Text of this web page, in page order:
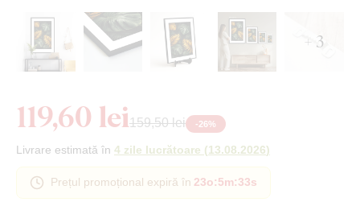
+ 3
119,60 lei159,50 lei -26%
Livrare estimată în 4 zile lucrătoare (13.08.2026)
Prețul promoțional expiră în 23o:5m:32s